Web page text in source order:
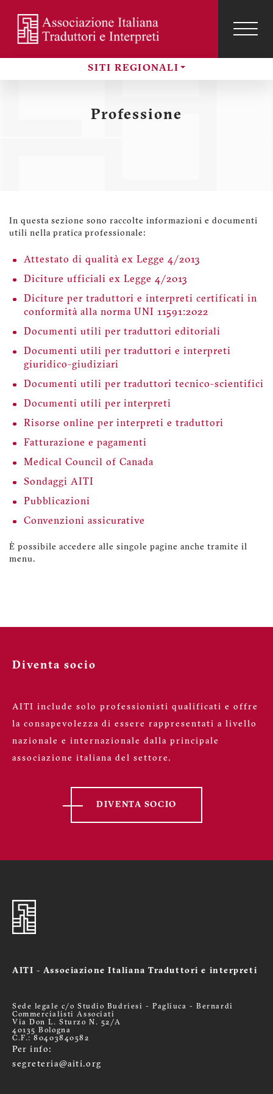
contenuto
principale
Sezioni
SITI REGIONALI
profilo
utente
Professione
In questa sezione sono raccolte informazioni e documenti
utili nella pratica professionale:
Attestato di qualità ex Legge 4/2013
Diciture ufficiali ex Legge 4/2013
Diciture per traduttori e interpreti certificati in
conformità alla norma UNI 11591:2022
Documenti utili per traduttori editoriali
Documenti utili per traduttori e interpreti
giuridico-giudiziari
Documenti utili per traduttori tecnico-scientifici
Documenti utili per interpreti
Risorse online per interpreti e traduttori
Fatturazione e pagamenti
Medical Council of Canada
Sondaggi AITI
Pubblicazioni
Convenzioni assicurative
È possibile accedere alle singole pagine anche tramite il
menu.
Diventa socio
AITI include solo professionisti qualificati e offre
la consapevolezza di essere rappresentati a livello
nazionale e internazionale dalla principale
associazione italiana del settore.
DIVENTA SOCIO
AITI - Associazione Italiana Traduttori e interpreti
Sede legale c/o Studio Budriesi - Pagliuca - Bernardi
Commercialisti Associati
Via Don L. Sturzo N. 52/A
40135 Bologna
C.F.: 80403840582
Per info:
segreteria@aiti.org